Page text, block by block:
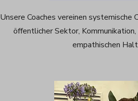
Unsere Coaches vereinen
öffentlicher Sektor,
empathischen